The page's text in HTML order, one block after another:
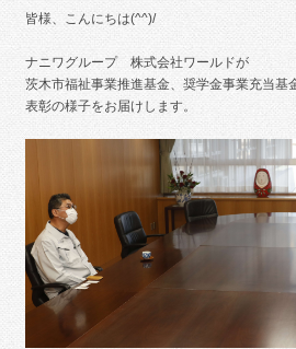
皆様、こんにちは(^^)/
ナニワグループ 株式会社ワールドが
茨木市福祉事業推進基金、奨学金事業充当基
表彰の様子をお届けします。